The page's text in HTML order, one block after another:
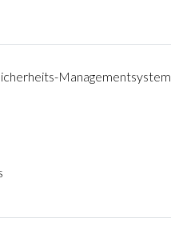
Managementsystem